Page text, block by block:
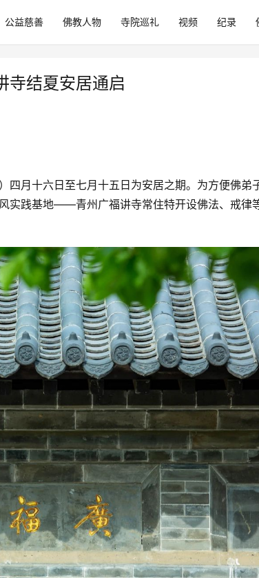
公益慈善 佛教人物 寺院巡礼 视频 纪录
结夏安居通启
四月十六日至七月十五日为安居之期。为方便佛弟
实践基地——青州广福讲寺常住特开设佛法、戒律